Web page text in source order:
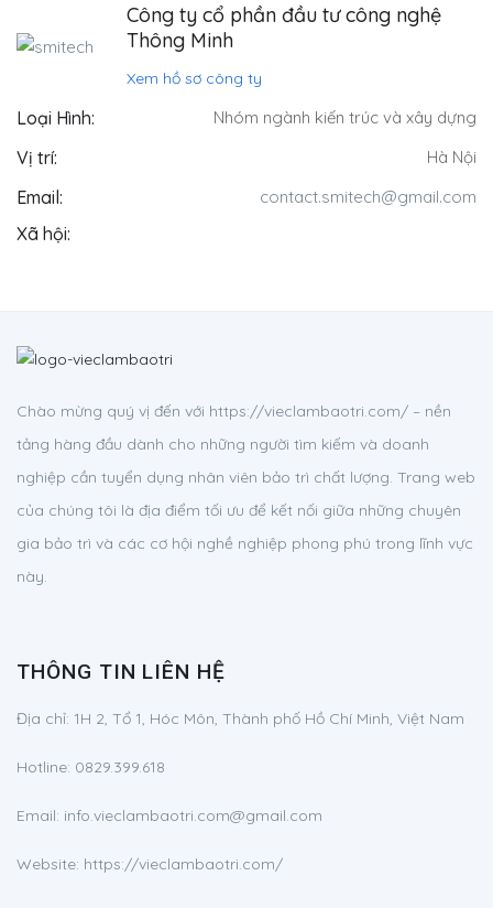
Công ty cổ phần đầu tư công nghệ
Thông Minh
Xem hồ sơ công ty
Loại Hình: Nhóm ngành kiến trúc và xây dựng
Vị trí: Hà Nội
Email: contact.smitech@gmail.com
Xã hội:
Chào mừng quý vị đến với https://vieclambaotri.com/ – nền
tảng hàng đầu dành cho những người tìm kiếm và doanh
nghiệp cần tuyển dụng nhân viên bảo trì chất lượng. Trang web
của chúng tôi là địa điểm tối ưu để kết nối giữa những chuyên
gia bảo trì và các cơ hội nghề nghiệp phong phú trong lĩnh vực
này.
THÔNG TIN LIÊN HỆ
Địa chỉ: 1H 2, Tổ 1, Hóc Môn, Thành phố Hồ Chí Minh, Việt Nam
Hotline: 0829.399.618
Email: info.vieclambaotri.com@gmail.com
Website: https://vieclambaotri.com/